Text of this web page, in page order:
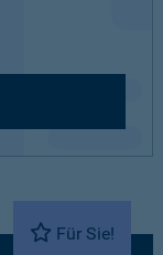
Für Sie!